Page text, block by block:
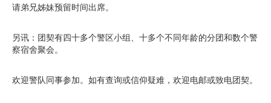
请弟兄姊妹预留时间出席。
另讯：团契有四十多个警区小组、十多个不同年龄的分团和数个警
察宿舍聚会。
欢迎警队同事参加。如有查询或信仰疑难，欢迎电邮或致电团契。